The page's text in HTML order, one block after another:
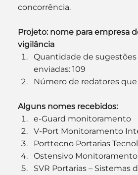
concorrência.
Projeto: nome para empresa
vigilância
Quantidade de
enviadas: 109
Número de redatores
Alguns nomes recebidos:
e-Guard monitoramento
V-Port Monitoramento
Porttecno Portarias
Ostensivo
SVR Portarias – Sistemas